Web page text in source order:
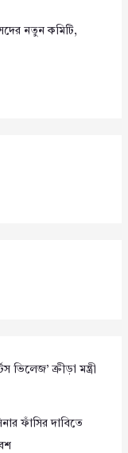
নতুন কমিটি,
ভিলেজ’ ক্রীড়া মন্ত্রী
ফাঁসির দাবিতে